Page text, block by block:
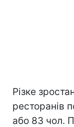
Різке
ресторанів
або 83 чол.